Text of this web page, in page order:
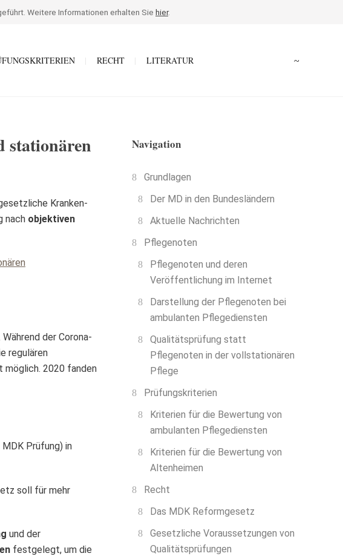
Weitere Informationen erhalten Sie hier.
RECHT LITERATUR
stationären
Kranken-
nach objektiven
der Corona-
regulären
möglich. 2020 fanden
soll für mehr
und der
festgelegt, um die
Navigation
Grundlagen
Der MD in den Bundesländern
Aktuelle Nachrichten
Pflegenoten
Pflegenoten und deren
Veröffentlichung im Internet
Darstellung der Pflegenoten bei
ambulanten Pflegediensten
Qualitätsprüfung statt
Pflegenoten in der vollstationären
Pflege
Prüfungskriterien
Kriterien für die Bewertung von
ambulanten Pflegediensten
Kriterien für die Bewertung von
Altenheimen
Recht
Das MDK Reformgesetz
Gesetzliche Voraussetzungen von
Qualitätsprüfungen